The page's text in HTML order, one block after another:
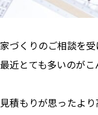
家づくりのご相談を受
最近とても多いのがこ
見積もりが思ったよ